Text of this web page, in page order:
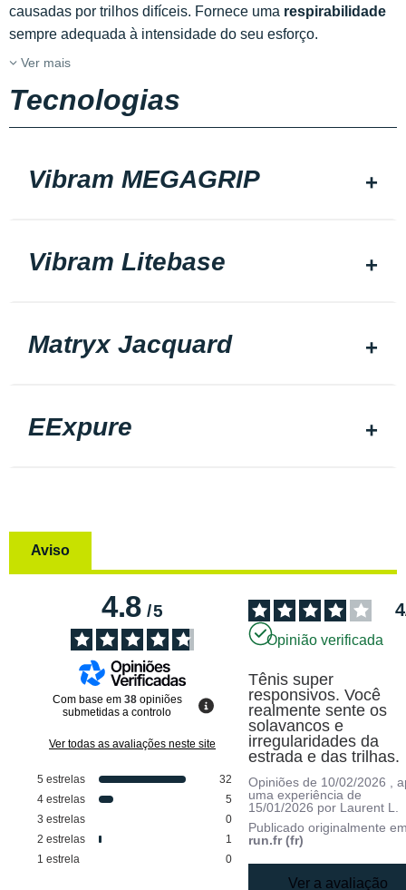
causadas por trilhos difíceis. Fornece uma respirabilidade
sempre adequada à intensidade do seu esforço.
Ver mais
Tecnologias
Vibram MEGAGRIP
Vibram Litebase
Matryx Jacquard
EExpure
Aviso
4.8/5
Com base em 38 opiniões
submetidas a controlo
Ver todas as avaliações neste site
5 estrelas
32
4 estrelas
5
3 estrelas
0
2 estrelas
1
1 estrela 0
4
Opinião verificada
Tênis super
responsivos. Você
realmente sente os
solavancos e
irregularidades da
estrada e das trilhas.
Opiniões de 10/02/2026
,
uma experiência de
15/01/2026 por Laurent L.
Publicado originalmente
run.fr (fr)
Ver a avaliação